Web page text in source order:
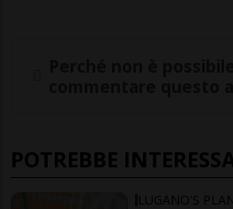
POTREBBE
LUGANO'S